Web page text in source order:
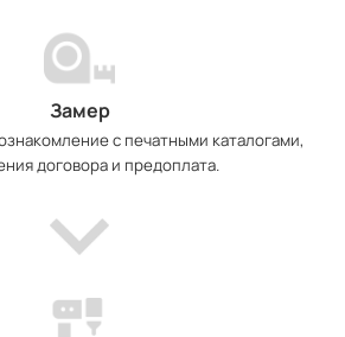
Замер
с печатными каталогами,
договора и предоплата.